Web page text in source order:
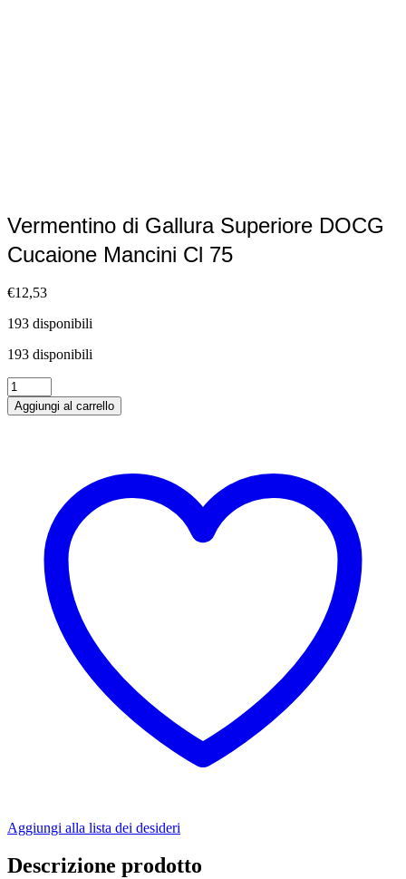
Vermentino di Gallura Superiore DOCG
Cucaione Mancini Cl 75
€12,53
193 disponibili
193 disponibili
Vermentino
di
Gallura
quantità
Aggiungi al carrello
Aggiungi alla lista dei desideri
Descrizione prodotto